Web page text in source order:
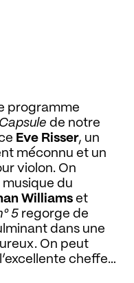
programme
Capsule
Eve Risser, un
un
Williams et
5 regorge de
peut